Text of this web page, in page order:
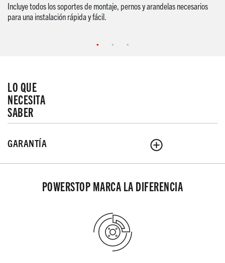
Incluye todos los soportes de montaje, pernos y arandelas necesarios
para una instalación rápida y fácil.
LO QUE
NECESITA
SABER
GARANTÍA
POWERSTOP MARCA LA DIFERENCIA